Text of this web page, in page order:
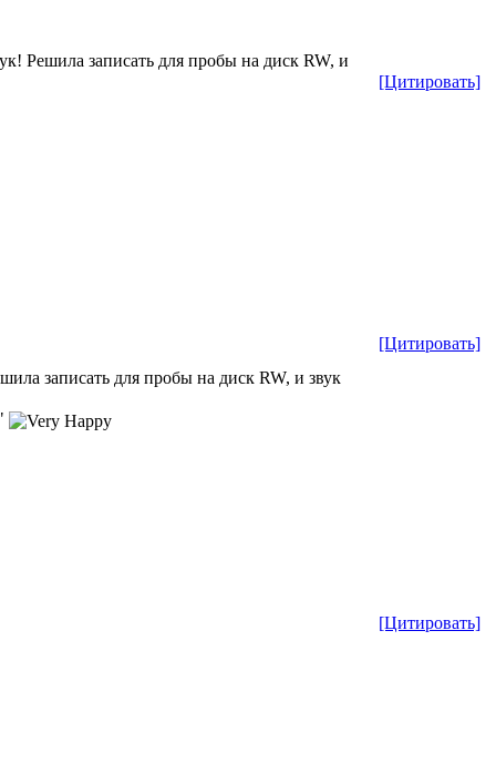
[Цитировать]
Решила записать для пробы на диск RW, и
[Цитировать]
записать для пробы на диск RW, и звук
[Цитировать]